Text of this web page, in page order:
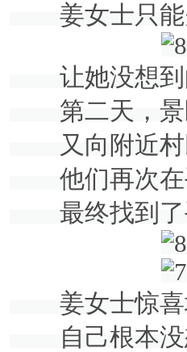
姜女士只能
让她没想到
第二天，景
又向附近村
他们再次在
最终找到了
姜女士惊喜
自己根本没